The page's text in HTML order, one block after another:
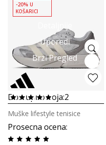
Uporedi
Brzi Pregled
-20% U
KOŠARICI
Dostupno boja:2
Prosecna ocena:
Muške lifestyle tenisice